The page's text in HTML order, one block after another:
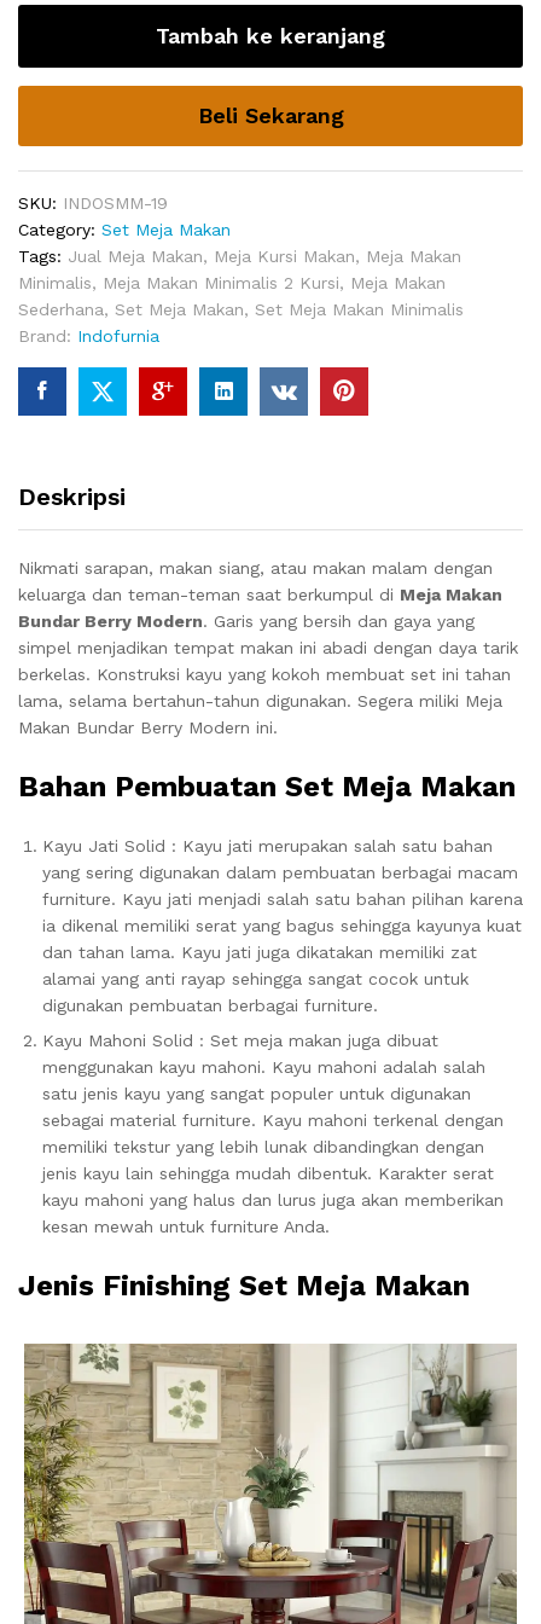
Berry
quantity
Tambah ke keranjang
Beli Sekarang
SKU: INDOSMM-19
Category: Set Meja Makan
Tags: Jual Meja Makan, Meja Kursi Makan, Meja Makan
Minimalis, Meja Makan Minimalis 2 Kursi, Meja Makan
Sederhana, Set Meja Makan, Set Meja Makan Minimalis
Brand: Indofurnia
Deskripsi
Nikmati sarapan, makan siang, atau makan malam dengan
keluarga dan teman-teman saat berkumpul di Meja Makan
Bundar Berry Modern. Garis yang bersih dan gaya yang
simpel menjadikan tempat makan ini abadi dengan daya tarik
berkelas. Konstruksi kayu yang kokoh membuat set ini tahan
lama, selama bertahun-tahun digunakan. Segera miliki Meja
Makan Bundar Berry Modern ini.
Bahan Pembuatan Set Meja Makan
Kayu Jati Solid : Kayu jati merupakan salah satu bahan
yang sering digunakan dalam pembuatan berbagai macam
furniture. Kayu jati menjadi salah satu bahan pilihan karena
ia dikenal memiliki serat yang bagus sehingga kayunya kuat
dan tahan lama. Kayu jati juga dikatakan memiliki zat
alamai yang anti rayap sehingga sangat cocok untuk
digunakan pembuatan berbagai furniture.
Kayu Mahoni Solid : Set meja makan juga dibuat
menggunakan kayu mahoni. Kayu mahoni adalah salah
satu jenis kayu yang sangat populer untuk digunakan
sebagai material furniture. Kayu mahoni terkenal dengan
memiliki tekstur yang lebih lunak dibandingkan dengan
jenis kayu lain sehingga mudah dibentuk. Karakter serat
kayu mahoni yang halus dan lurus juga akan memberikan
kesan mewah untuk furniture Anda.
Jenis Finishing Set Meja Makan